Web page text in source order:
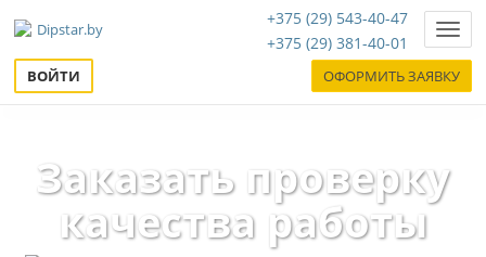
+375 (29) 543-40-47
+375 (29) 381-40-01
ВОЙТИ ОФОРМИТЬ ЗАЯВКУ
Заказать проверку
качества работы